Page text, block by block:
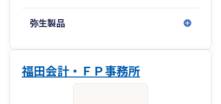
弥生製品
福田会計・ＦＰ事務所